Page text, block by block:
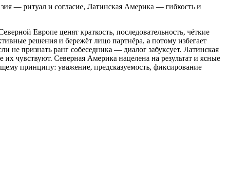
— ритуал и согласие, Латинская Америка — гибкость и
Европе ценят краткость, последовательность, чёткие
решения и бережёт лицо партнёра, а потому избегает
не признать ранг собеседника — диалог забуксует. Латинская
чувствуют. Северная Америка нацелена на результат и ясные
принципу: уважение, предсказуемость, фиксирование